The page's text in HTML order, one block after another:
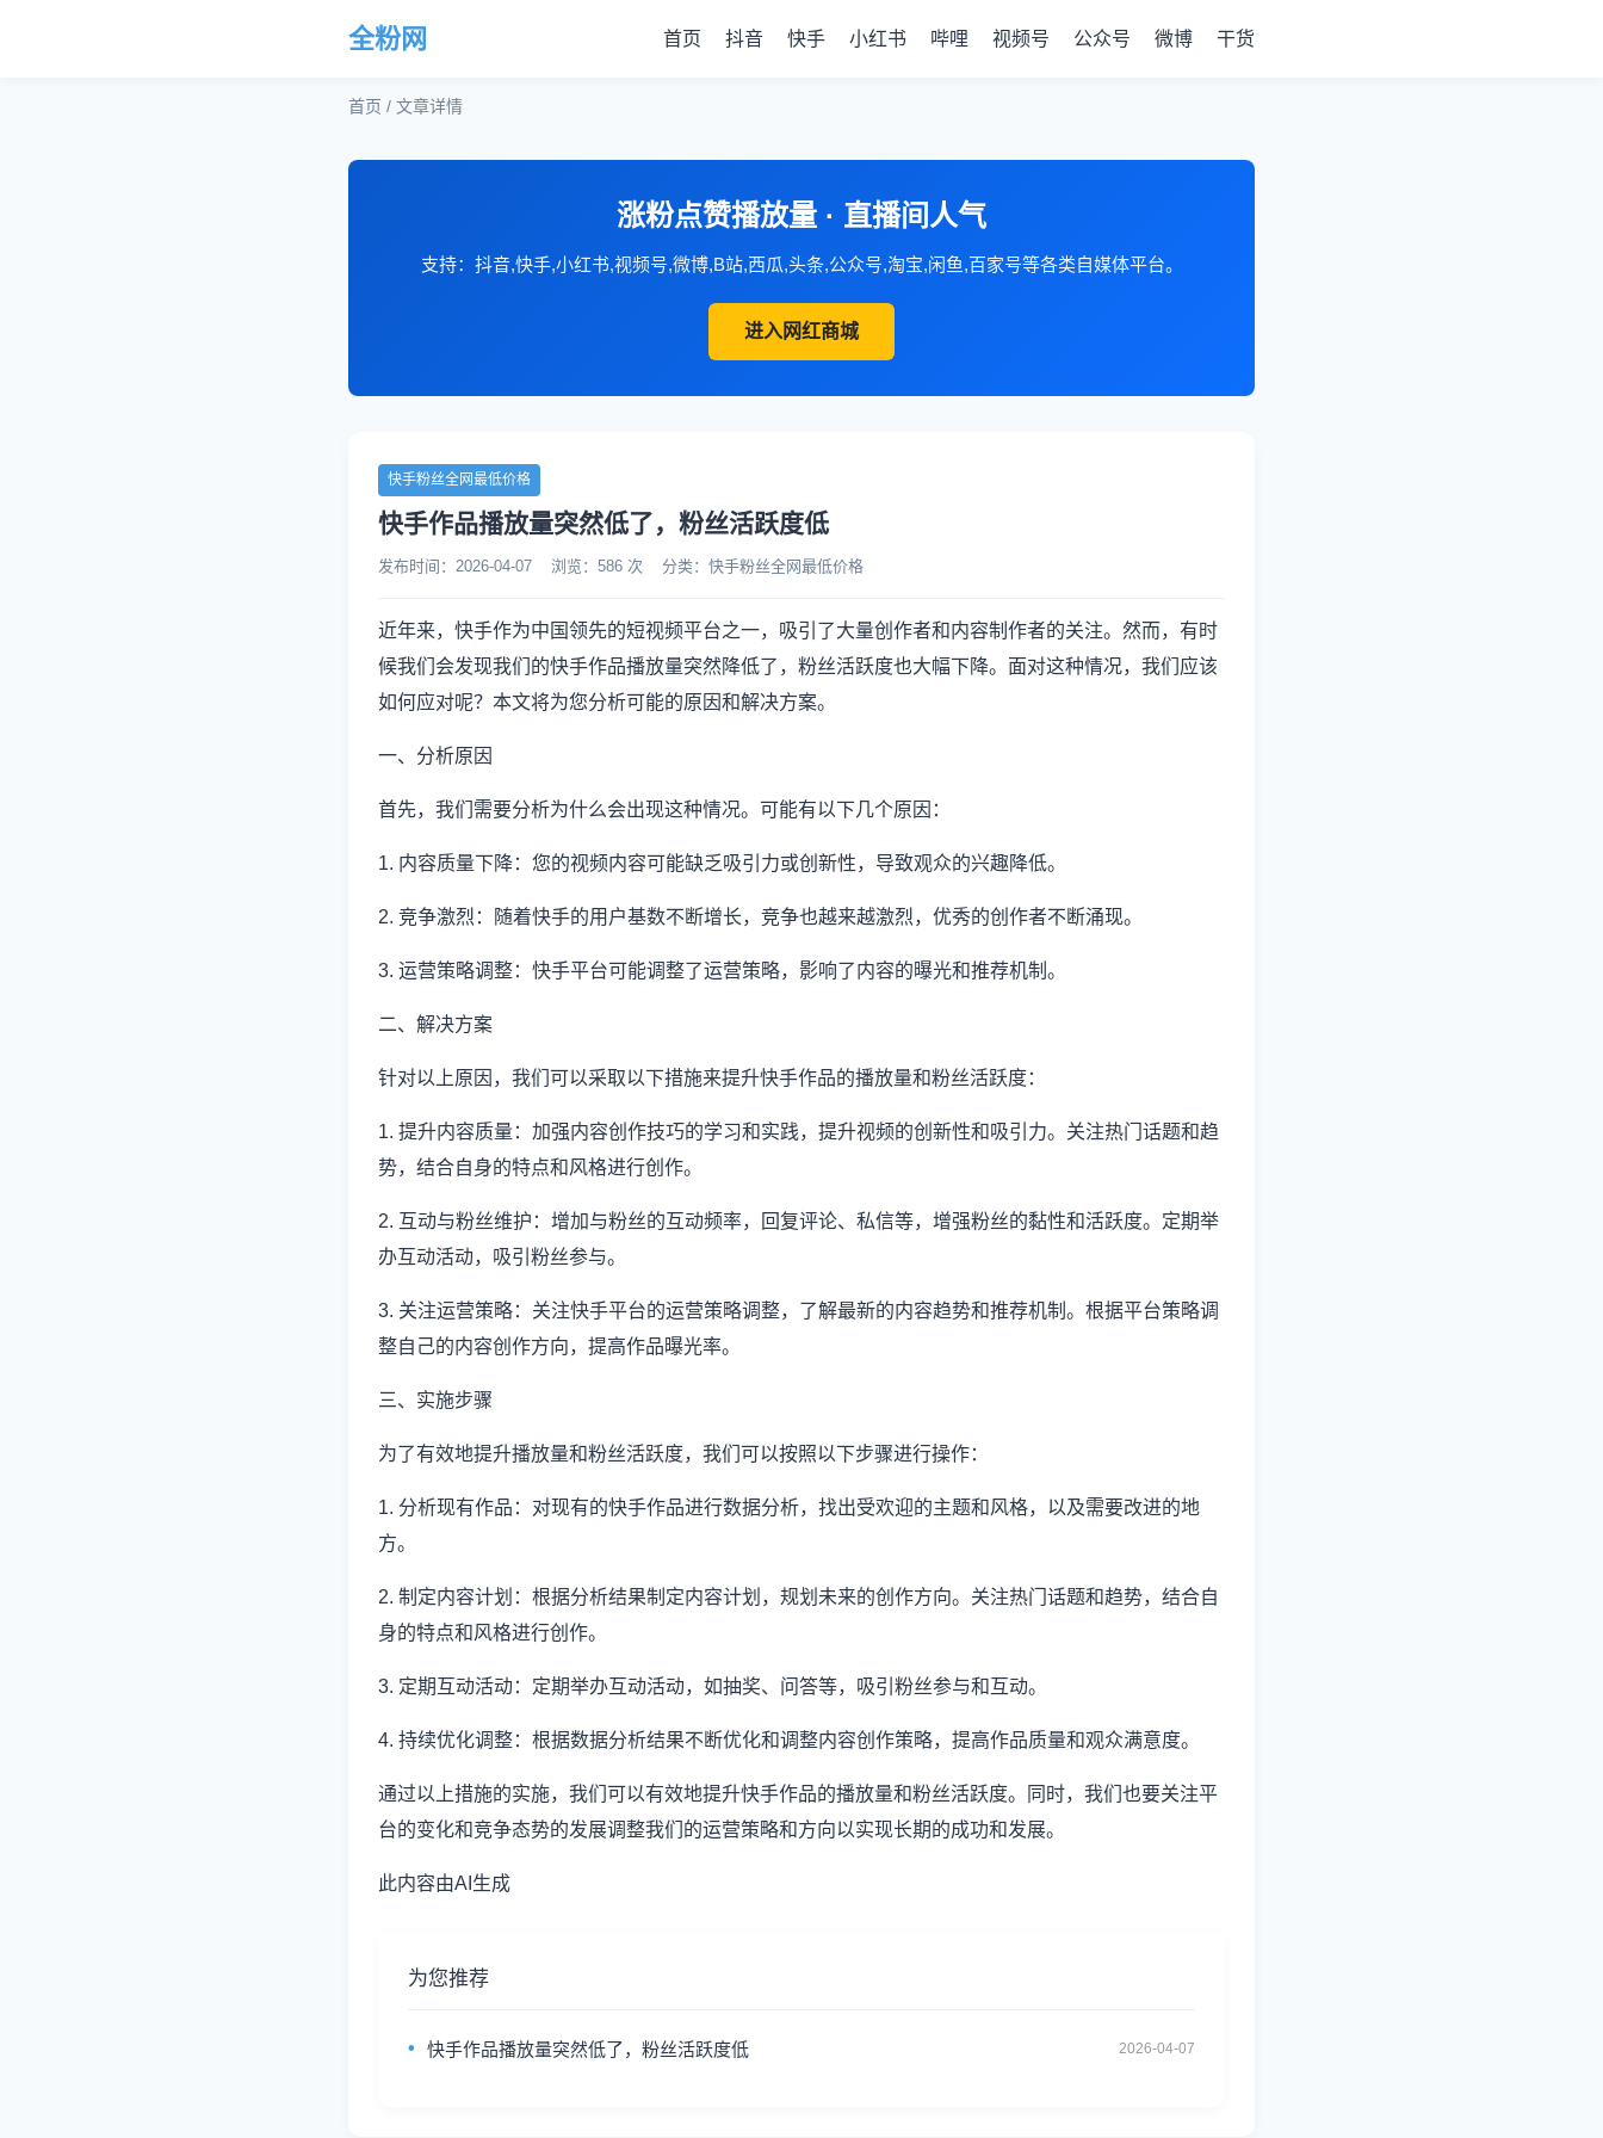
全粉网 首页 抖音 快手 小红书 哔哩 视频号 公众号 微博 干货
首页 / 文章详情
涨粉点赞播放量 · 直播间人气
支持：抖音,快手,小红书,视频号,微博,B站,西瓜,头条,公众号,淘宝,闲鱼,百家号等各类自媒体平台。
进入网红商城
快手粉丝全网最低价格
快手作品播放量突然低了，粉丝活跃度低
发布时间：2026-04-07 浏览：586 次 分类：快手粉丝全网最低价格
近年来，快手作为中国领先的短视频平台之一，吸引了大量创作者和内容制作者的关注。然而，有时
候我们会发现我们的快手作品播放量突然降低了，粉丝活跃度也大幅下降。面对这种情况，我们应该
如何应对呢？本文将为您分析可能的原因和解决方案。
一、分析原因
首先，我们需要分析为什么会出现这种情况。可能有以下几个原因：
1. 内容质量下降：您的视频内容可能缺乏吸引力或创新性，导致观众的兴趣降低。
2. 竞争激烈：随着快手的用户基数不断增长，竞争也越来越激烈，优秀的创作者不断涌现。
3. 运营策略调整：快手平台可能调整了运营策略，影响了内容的曝光和推荐机制。
二、解决方案
针对以上原因，我们可以采取以下措施来提升快手作品的播放量和粉丝活跃度：
1. 提升内容质量：加强内容创作技巧的学习和实践，提升视频的创新性和吸引力。关注热门话题和趋
势，结合自身的特点和风格进行创作。
2. 互动与粉丝维护：增加与粉丝的互动频率，回复评论、私信等，增强粉丝的黏性和活跃度。定期举
办互动活动，吸引粉丝参与。
3. 关注运营策略：关注快手平台的运营策略调整，了解最新的内容趋势和推荐机制。根据平台策略调
整自己的内容创作方向，提高作品曝光率。
三、实施步骤
为了有效地提升播放量和粉丝活跃度，我们可以按照以下步骤进行操作：
1. 分析现有作品：对现有的快手作品进行数据分析，找出受欢迎的主题和风格，以及需要改进的地
方。
2. 制定内容计划：根据分析结果制定内容计划，规划未来的创作方向。关注热门话题和趋势，结合自
身的特点和风格进行创作。
3. 定期互动活动：定期举办互动活动，如抽奖、问答等，吸引粉丝参与和互动。
4. 持续优化调整：根据数据分析结果不断优化和调整内容创作策略，提高作品质量和观众满意度。
通过以上措施的实施，我们可以有效地提升快手作品的播放量和粉丝活跃度。同时，我们也要关注平
台的变化和竞争态势的发展调整我们的运营策略和方向以实现长期的成功和发展。
此内容由AI生成
为您推荐
快手作品播放量突然低了，粉丝活跃度低 2026-04-07